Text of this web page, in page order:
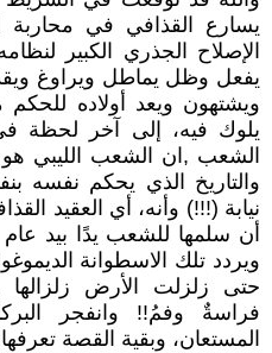
يسارع القذافي في محاربة
الإصلاح الجذري الكبير
يفعل وظل يماطل ويراوغ
ويشتهون ويعد أولاده
يلوك فيه، إلى آخر لحظة
الشعب ,ان الشعب الليبي
والتاريخ الذي يحكم نفسه
نيابة (!!!) وأنه، أي العقيد
ويردد تلك الاسطوانة
حتى زلزلت الأرض زلزالها
فراسةٌ وفمُ!! وانفجر
المستعان، وبقية القصة